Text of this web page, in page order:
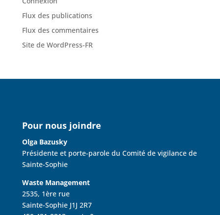
Flux des publications
Flux des commentaires
Site de WordPress-FR
Pour nous joindre
Olga Bazusky
Présidente et porte-parole du Comité de vigilance de
Sainte-Sophie
Waste Management
2535, 1ère rue
Sainte-Sophie J1J 2R7